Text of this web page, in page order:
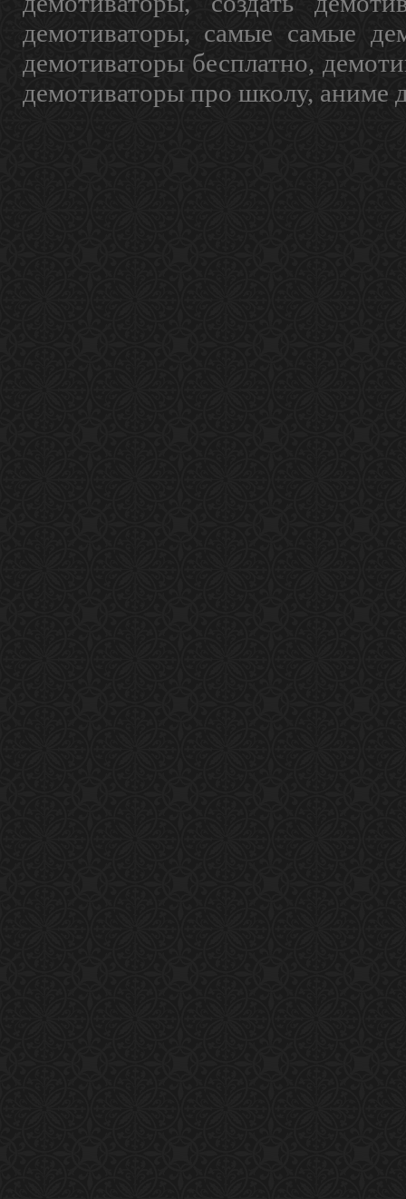
демотиваторы, самые самые
демотиваторы бесплатно,
демотиваторы про школу, аниме